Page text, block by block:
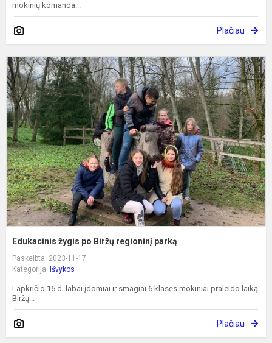
mokinių komanda...
Plačiau
Edukacinis žygis po Biržų regioninį parką
Paskelbta: 2023-11-17
Kategorija: Išvykos
Lapkričio 16 d. labai įdomiai ir smagiai 6 klasės mokiniai praleido laiką
Biržų...
Plačiau